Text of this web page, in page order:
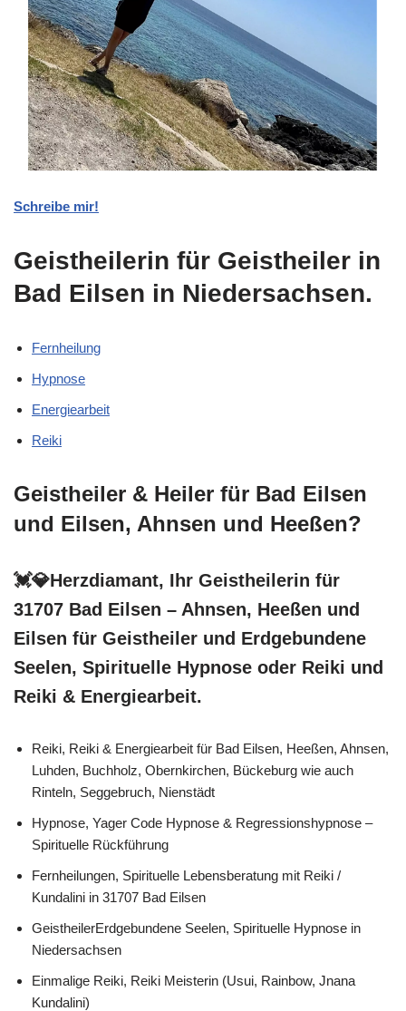
Schreibe mir!
Geistheilerin für Geistheiler in
Bad Eilsen in Niedersachsen.
Fernheilung
Hypnose
Energiearbeit
Reiki
Geistheiler & Heiler für Bad Eilsen
und Eilsen, Ahnsen und Heeßen?
💓️💎Herzdiamant, Ihr Geistheilerin für
31707 Bad Eilsen – Ahnsen, Heeßen und
Eilsen für Geistheiler und Erdgebundene
Seelen, Spirituelle Hypnose oder Reiki und
Reiki & Energiearbeit.
Reiki, Reiki & Energiearbeit für Bad Eilsen, Heeßen, Ahnsen,
Luhden, Buchholz, Obernkirchen, Bückeburg wie auch
Rinteln, Seggebruch, Nienstädt
Hypnose, Yager Code Hypnose & Regressionshypnose –
Spirituelle Rückführung
Fernheilungen, Spirituelle Lebensberatung mit Reiki /
Kundalini in 31707 Bad Eilsen
GeistheilerErdgebundene Seelen, Spirituelle Hypnose in
Niedersachsen
Einmalige Reiki, Reiki Meisterin (Usui, Rainbow, Jnana
Kundalini)